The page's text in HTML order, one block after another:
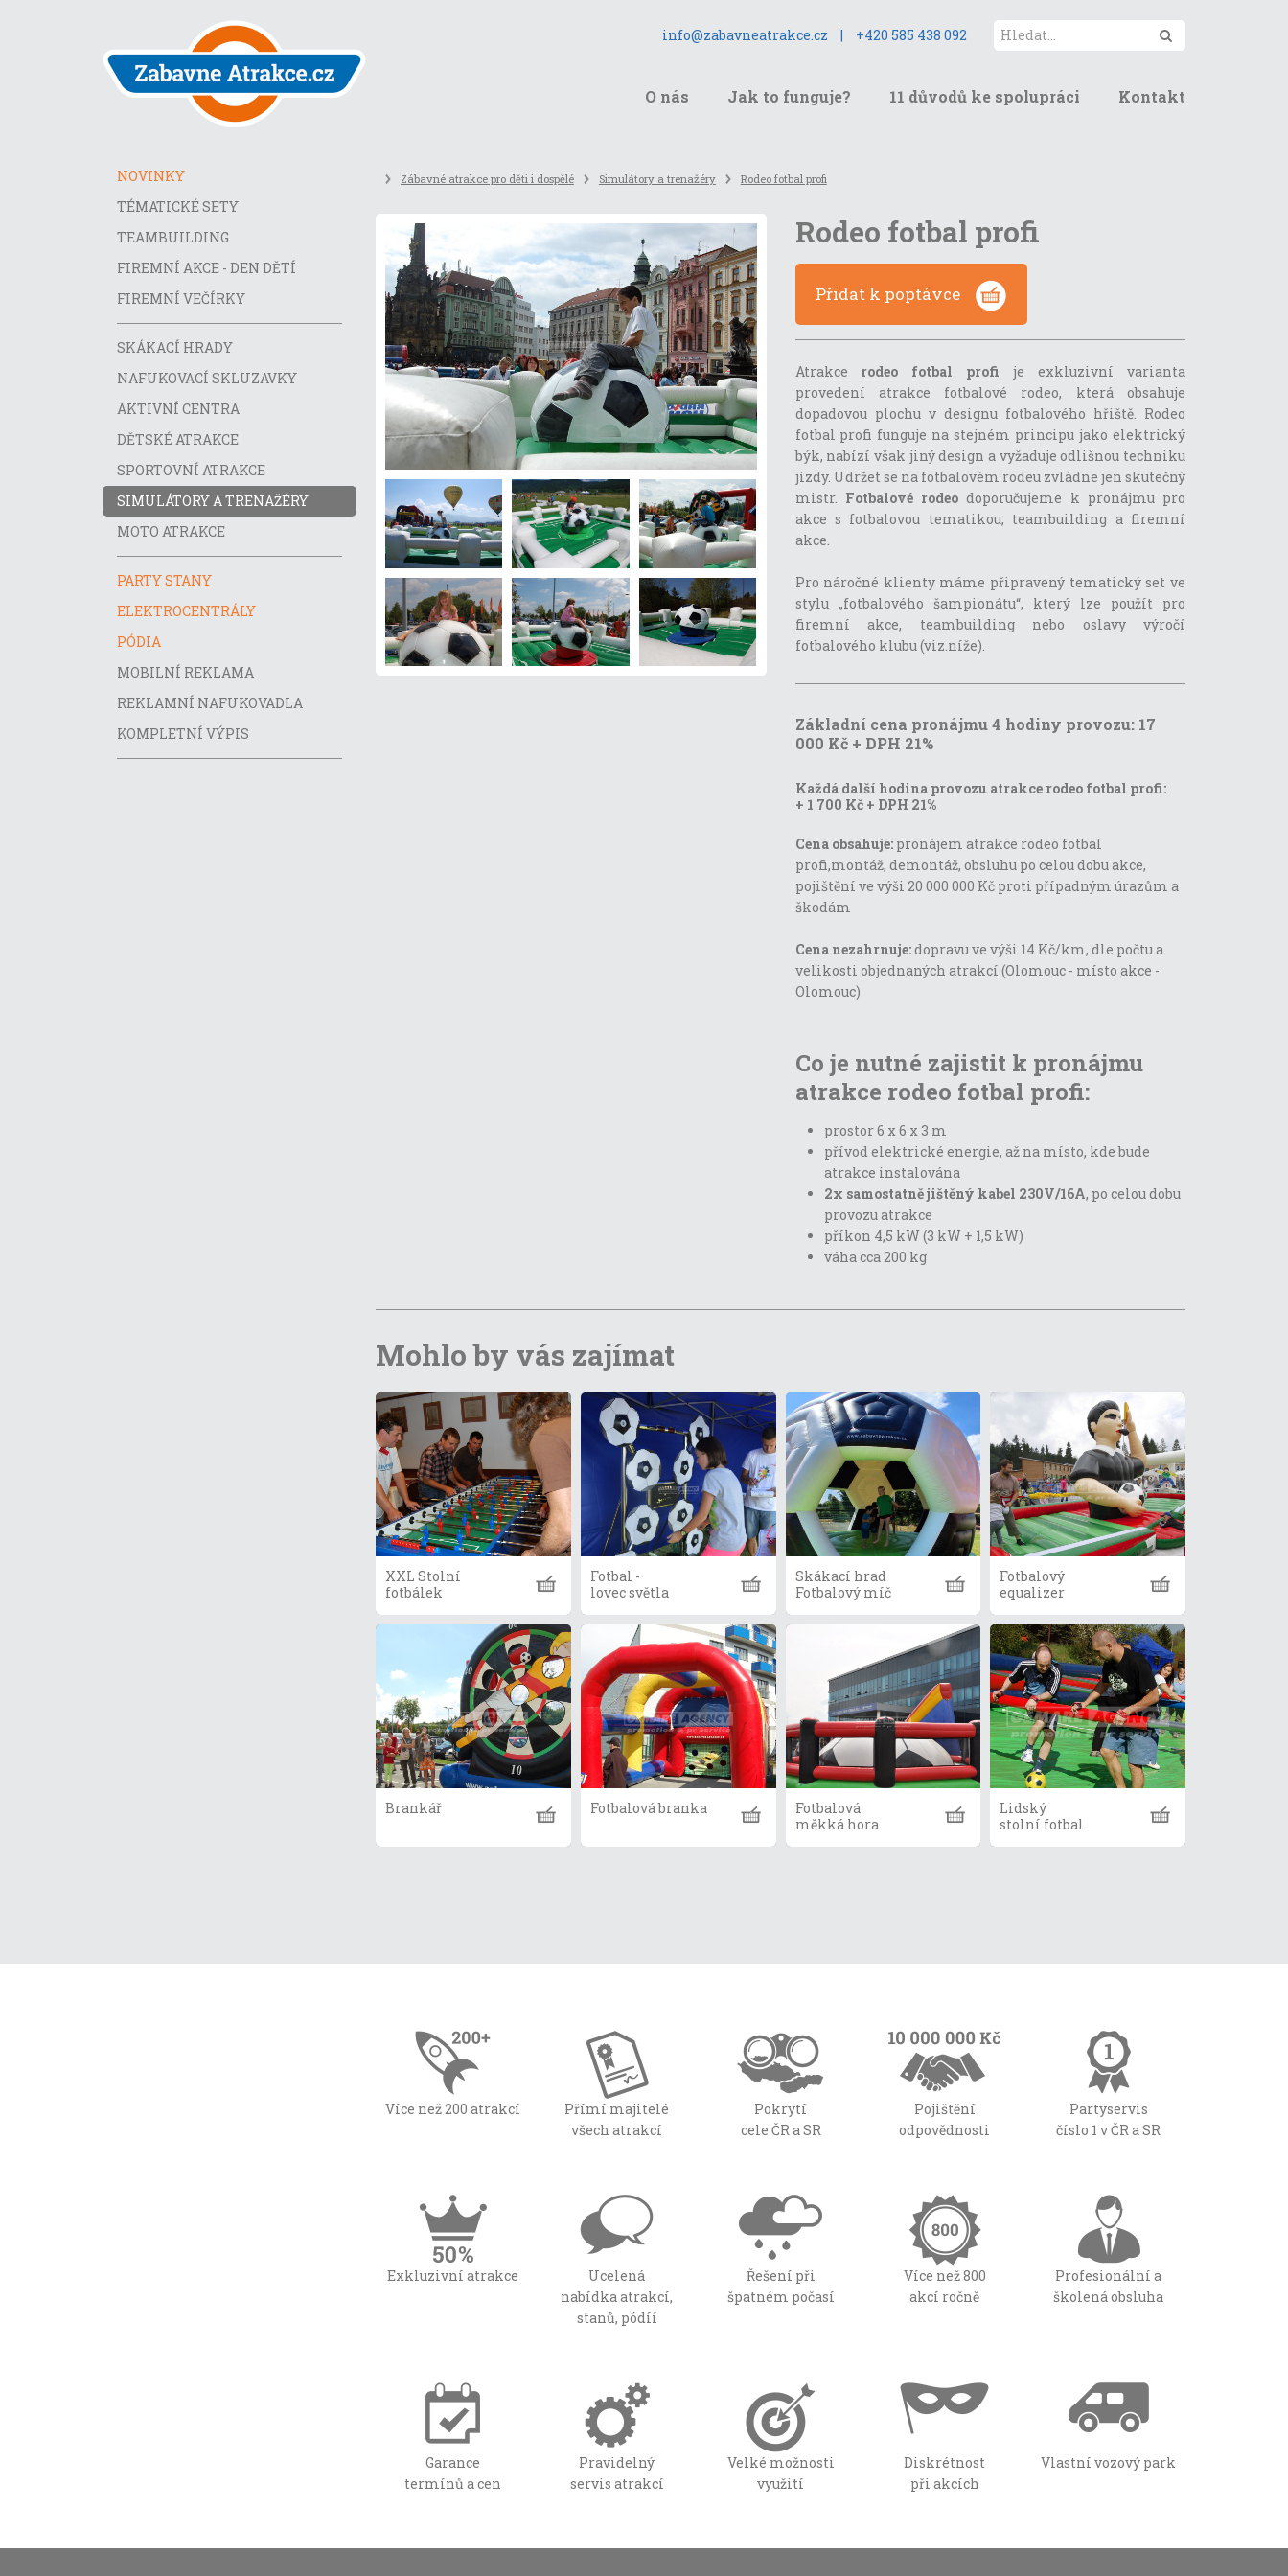
info@zabavneatrakce.cz | +420 585 438 092
O nás Jak to funguje? 11 důvodů ke spolupráci Kontakt
Zábavné atrakce pro děti i dospělé Simulátory a trenažéry Rodeo fotbal profi
Rodeo fotbal profi
Přidat k poptávce
Atrakce rodeo fotbal profi je exkluzivní varianta
provedení atrakce fotbalové rodeo, která obsahuje
dopadovou plochu v designu fotbalového hřiště. Rodeo
fotbal profi funguje na stejném principu jako elektrický
býk, nabízí však jiný design a vyžaduje odlišnou techniku
jízdy. Udržet se na fotbalovém rodeu zvládne jen skutečný
mistr. Fotbalové rodeo doporučujeme k pronájmu pro
akce s fotbalovou tematikou, teambuilding a firemní
akce.
Pro náročné klienty máme připravený tematický set ve
stylu „fotbalového šampionátu“, který lze použít pro
firemní akce, teambuilding nebo oslavy výročí
fotbalového klubu (viz.níže).
Základní cena pronájmu 4 hodiny provozu: 17
000 Kč + DPH 21%
Každá další hodina provozu atrakce rodeo fotbal profi:
+ 1 700 Kč + DPH 21%
Cena obsahuje: pronájem atrakce rodeo fotbal
profi,montáž, demontáž, obsluhu po celou dobu akce,
pojištění ve výši 20 000 000 Kč proti případným úrazům a
škodám
Cena nezahrnuje:dopravu ve výši 14 Kč/km, dle počtu a
velikosti objednaných atrakcí (Olomouc - místo akce -
Olomouc)
Co je nutné zajistit k pronájmu
atrakce rodeo fotbal profi:
prostor 6 x 6 x 3 m
přívod elektrické energie, až na místo, kde bude
atrakce instalována
2x samostatně jištěný kabel 230V/16A, po celou dobu
provozu atrakce
příkon 4,5 kW (3 kW + 1,5 kW)
váha cca 200 kg
Mohlo by vás zajímat
XXL Stolní
fotbálek
Fotbal -
lovec světla
Skákací hrad
Fotbalový míč
Fotbalový
equalizer
Brankář Fotbalová branka
Fotbalová
měkká hora
Lidský
stolní fotbal
NOVINKY
TÉMATICKÉ SETY
TEAMBUILDING
FIREMNÍ AKCE - DEN DĚTÍ
FIREMNÍ VEČÍRKY
SKÁKACÍ HRADY
NAFUKOVACÍ SKLUZAVKY
AKTIVNÍ CENTRA
DĚTSKÉ ATRAKCE
SPORTOVNÍ ATRAKCE
SIMULÁTORY A TRENAŽÉRY
MOTO ATRAKCE
PARTY STANY
ELEKTROCENTRÁLY
PÓDIA
MOBILNÍ REKLAMA
REKLAMNÍ NAFUKOVADLA
KOMPLETNÍ VÝPIS
Více než 200 atrakcí
Přímí majitelé
všech atrakcí
Pokrytí
cele ČR a SR
Pojištění
odpovědnosti
Partyservis
číslo 1 v ČR a SR
Exkluzivní atrakce
Ucelená
nabídka atrakcí,
stanů, pódíí
Řešení při
špatném počasí
Více než 800
akcí ročně
Profesionální a
školená obsluha
Garance
termínů a cen
Pravidelný
servis atrakcí
Velké možnosti
využití
Diskrétnost
při akcích
Vlastní vozový park